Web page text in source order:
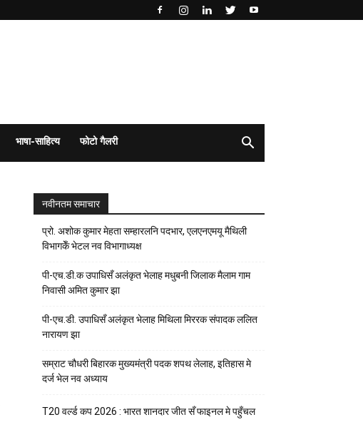
भाषा-साहित्य फोटो गैलरी
नवीनतम समाचार
प्रो. अशोक कुमार मेहता सम्हारलनि पदभार, एलएनएमयू मैथिली
विभागकेँ भेटल नव विभागाध्यक्ष
पी-एच.डी.क उपाधिसँ अलंकृत भेलाह मधुबनी जिलाक मैलाम गाम
निवासी अमित कुमार झा
पी-एच.डी. उपाधिसँ अलंकृत भेलाह मिथिला मिररक संपादक ललित
नारायण झा
सम्राट चौधरी बिहारक मुख्यमंत्री पदक शपथ लेलाह, इतिहास मे
दर्ज भेल नव अध्याय
T20 वर्ल्ड कप 2026 : भारत शानदार जीत सँ फाइनल मे पहुँचल